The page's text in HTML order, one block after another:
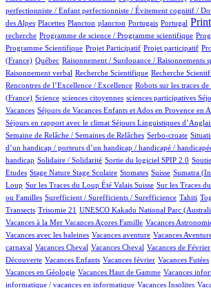
perfectionniste / Enfant perfectionniste / Évitement cognitif /
11/986
7/986
des Alpes
3/986 Placettes
1/986 Plancton
1/986 plancton
11/986 Portugais
2/986 Portugal
476/986
1/986
recherche
1/986 Programme de science / Programme scientifique
2/986
Programme Scientifique
1/986 Projet Participatif
1/986 Projet participatif
16/986
89/986
(France)
6/986 Québec
1/986
Raisonnement / Surdouance / Raisonnements
Raisonnement verbal
1/986 Recherche Scientifique
2/986 Recherche
1/986
1/986
Rencontres de l’Excellence / Excellence
6/986 Robots sur les traces de
102/986
5/986
(France)
12/986Science
1/986 sciences citoyennes
1/986 sciences participatives
2/986
100/986
Vacances
80/986 Séjours de Vacances Enfants et Ados en Provence en
4/986
18/986
Séjours en rapport avec le climat
84/986 Séjours Linguistiques
9/986
100/986
Semaine de Relâche / Semaines de Relâches
17/986 Serbo-croate
2/986
d’un handicap / porteurs d’un handicap / handicapé /
handicap
2/986 Solidaire / Solidarité
3/986 Sortie du logiciel SPIP 2.0
65/986
3/986
1/986
Etudes
1/986Stage Nature
12/986 Stage Scolaire
1/986 Stomates
164/986 Suisse
6/986 Sumatra
2/986
Loup
8/986Sur les Traces du Loup Été Valais Suisse
7/986
Sur les Traces
ou Familles
2/986 Surefficient / Surefficients / Surefficience
48/986 Tahiti
7/986
11/986
100/986
Transects
2/986 Trisomie 21
1/986 UNESCO Kakadu National Parc
14/986
1/986
1/986
Vacances à la Mer
2/986 Vacances Açores Famille
51/986 Vacances
1/986
Vacances avec les baleines
1/986 Vacances aventure
12/986 Vacances
1/986
1/986
carnaval
106/986Vacances Cheval
1/986 Vacances Cheval
19/986 Vacances de Février
1/986
1/986
Découverte
50/986 Vacances Enfants
1/986 Vacances février
3/986 Vacances Futées
30/986
Vacances en Géologie
1/986 Vacances Haut de Gamme
1/986
Vacances
informatique / vacances en informatique
1/986 Vacances Insolites
1/986
1/986